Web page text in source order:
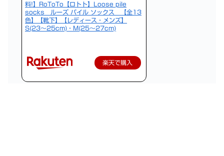
料!】RoToTo【ロトト】Loose pile
socks ルーズ パイル ソックス 【全13
色】【靴下】【レディース・メンズ】
S(23〜25cm)・M(25〜27cm)
楽天で購入